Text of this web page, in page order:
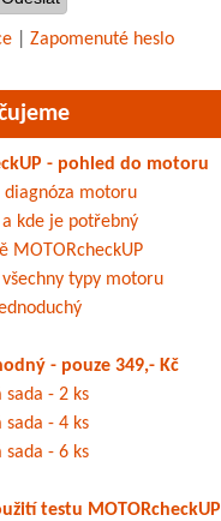
Zapomenuté heslo
- pohled do motoru
diagnóza motoru
a kde je potřebný
MOTORcheckUP
typy motoru
- pouze 349,- Kč
sada - 2 ks
sada - 4 ks
sada - 6 ks
testu MOTORcheckUP